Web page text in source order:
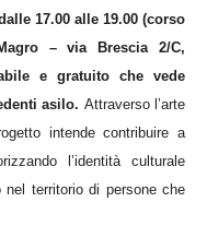
17.00 alle 19.00 (corso
– via Brescia 2/C,
e gratuito che vede
asilo. Attraverso l’arte
intende contribuire a
l’identità culturale
territorio di persone che